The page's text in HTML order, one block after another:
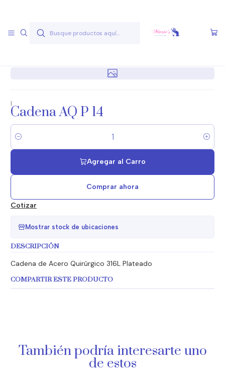
Inicio Joyas Acero Quirúgico Cadenas Acero Quirúgico
Cadenas A.Q. Plateados Cadena AQ P 14
|
Cadena AQ P 14
Cantidad
Agregar al Carro
Comprar ahora
Cotizar
Mostrar stock de ubicaciones
DESCRIPCIÓN
Cadena de Acero Quirúrgico 316L Plateado
COMPARTIR ESTE PRODUCTO
También podría interesarte uno
de estos